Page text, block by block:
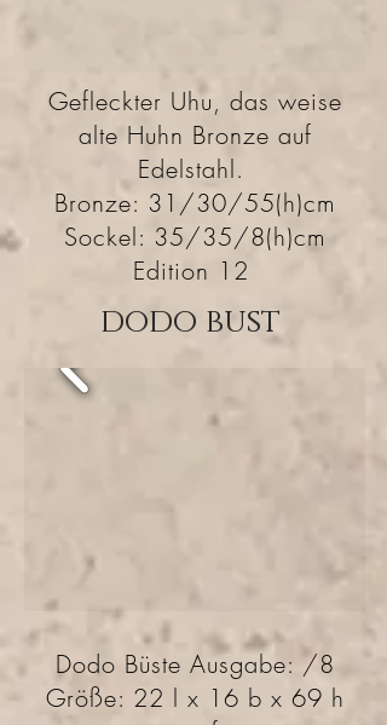
dodo bust
Gefleckter Uhu, das weise
alte Huhn Bronze auf
Edelstahl.
Bronze: 31/30/55(h)cm
Sockel: 35/35/8(h)cm
Edition 12
Dodo Büste Ausgabe: /8
Größe: 22 l x 16 b x 69 h